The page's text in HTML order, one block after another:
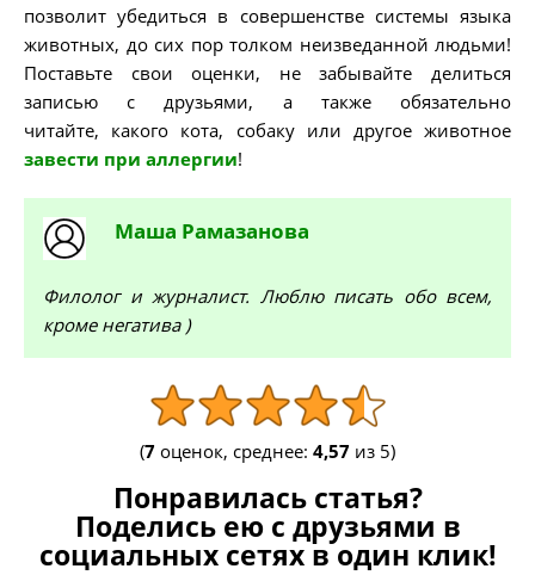
позволит убедиться в совершенстве системы языка
животных, до сих пор толком неизведанной людьми!
Поставьте свои оценки, не забывайте делиться
записью с друзьями, а также обязательно
читайте, какого кота, собаку или другое животное
завести при аллергии!
Маша Рамазанова
Филолог и журналист. Люблю писать обо всем,
кроме негатива )
(7 оценок, среднее: 4,57 из 5)
Понравилась статья?
Поделись ею с друзьями в
социальных сетях в один клик!